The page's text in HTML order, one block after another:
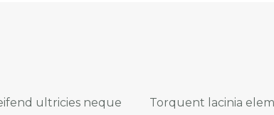
ultricies neque
Torquent lacinia